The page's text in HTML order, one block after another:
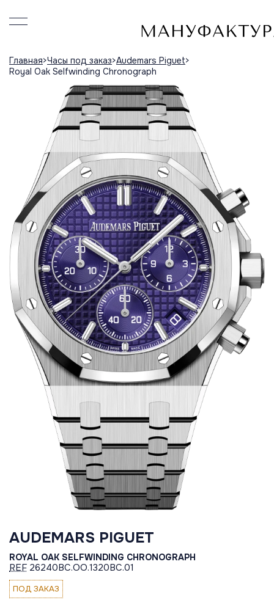
Главная Часы под заказ Audemars Piguet
Royal Oak Selfwinding Chronograph
AUDEMARS PIGUET
ROYAL OAK SELFWINDING CHRONOGRAPH
REF 26240BC.OO.1320BC.01
ПОД ЗАКАЗ